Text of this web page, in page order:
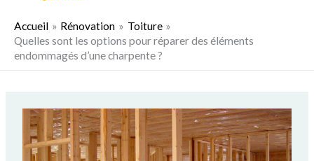
Accueil Rénovation
Toiture
Quelles sont les options pour réparer des éléments
endommagés d’une charpente ?